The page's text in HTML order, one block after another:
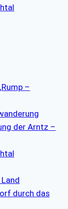
–
der Arntz –
durch das